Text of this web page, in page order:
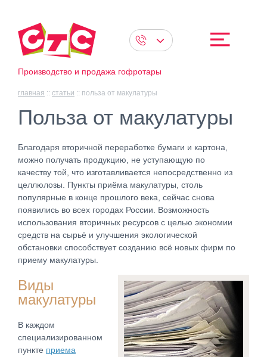
Производство и продажа гофротары
главная :: статьи :: польза от макулатуры
Польза от макулатуры
Благодаря вторичной переработке бумаги и картона,
можно получать продукцию, не уступающую по
качеству той, что изготавливается непосредственно из
целлюлозы. Пункты приёма макулатуры, столь
популярные в конце прошлого века, сейчас снова
появились во всех городах России. Возможность
использования вторичных ресурсов с целью экономии
средств на сырьё и улучшения экологической
обстановки способствует созданию всё новых фирм по
приему макулатуры.
Виды
макулатуры
В каждом
специализированном
пункте приема